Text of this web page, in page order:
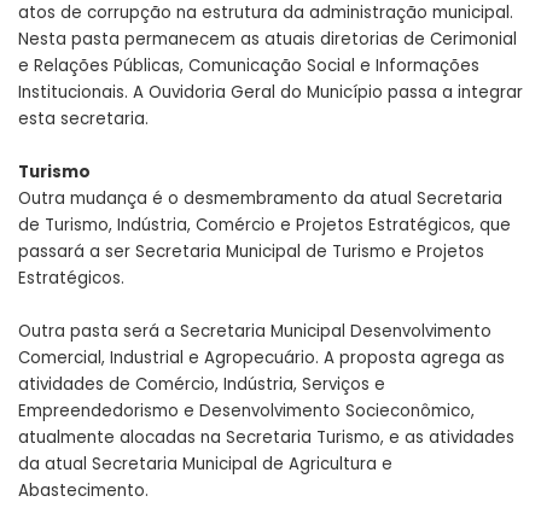
atos de corrupção na estrutura da administração municipal.
Nesta pasta permanecem as atuais diretorias de Cerimonial
e Relações Públicas, Comunicação Social e Informações
Institucionais. A Ouvidoria Geral do Município passa a integrar
esta secretaria.
Turismo
Outra mudança é o desmembramento da atual Secretaria
de Turismo, Indústria, Comércio e Projetos Estratégicos, que
passará a ser Secretaria Municipal de Turismo e Projetos
Estratégicos.
Outra pasta será a Secretaria Municipal Desenvolvimento
Comercial, Industrial e Agropecuário. A proposta agrega as
atividades de Comércio, Indústria, Serviços e
Empreendedorismo e Desenvolvimento Socieconômico,
atualmente alocadas na Secretaria Turismo, e as atividades
da atual Secretaria Municipal de Agricultura e
Abastecimento.